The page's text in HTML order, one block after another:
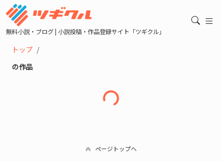
無料小説・ブログ | 小説投稿・作品登録サイト「ツギクル」
トップ
の作品
読み込み中...
ページトップへ